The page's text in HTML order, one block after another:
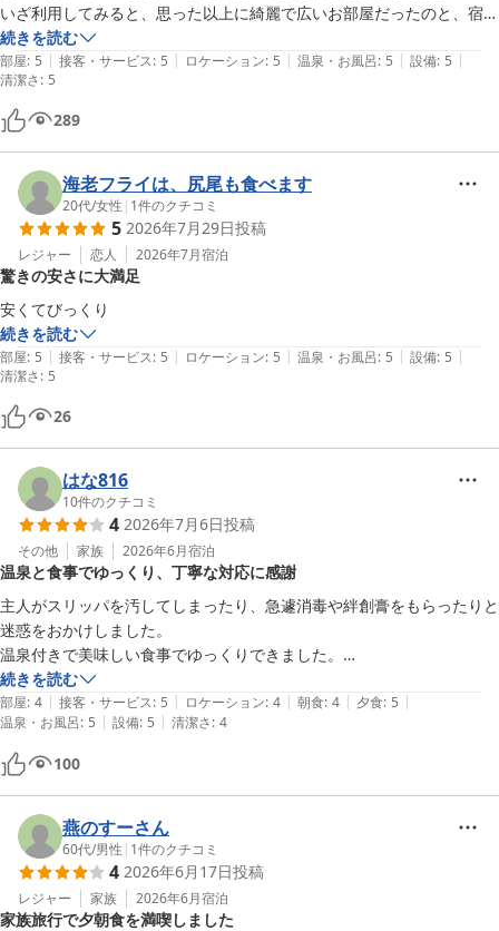
いざ利用してみると、思った以上に綺麗で広いお部屋だったのと、宿の
ご主人が好印象でした
日光に行く際は、また絶対利用させていただこうと思います。
続きを読む
部屋: 5 | 接客・サービス: 5 | ロケーション: 5 | 温泉・お風呂: 5 | 設備: 5 |
清潔さ: 5
289
海老フライは、尻尾も食べます
20代/女性 | 1件のクチコミ
5 2026年7月29日投稿
レジャー 恋人 2026年7月宿泊
驚きの安さに大満足
安くてびっくり
続きを読む
部屋: 5 | 接客・サービス: 5 | ロケーション: 5 | 温泉・お風呂: 5 | 設備: 5 |
清潔さ: 5
26
はな816
10件のクチコミ
4 2026年7月6日投稿
その他 家族 2026年6月宿泊
温泉と食事でゆっくり、丁寧な対応に感謝
主人がスリッパを汚してしまったり、急遽消毒や絆創膏をもらったりと
迷惑をおかけしました。
温泉付きで美味しい食事でゆっくりできました。
ありがとうございました。
続きを読む
部屋: 4 | 接客・サービス: 5 | ロケーション: 4 | 朝食: 4 | 夕食: 5 |
温泉・お風呂: 5 | 設備: 5 | 清潔さ: 4
100
燕のすーさん
60代/男性 | 1件のクチコミ
4 2026年6月17日投稿
レジャー 家族 2026年6月宿泊
家族旅行で夕朝食を満喫しました